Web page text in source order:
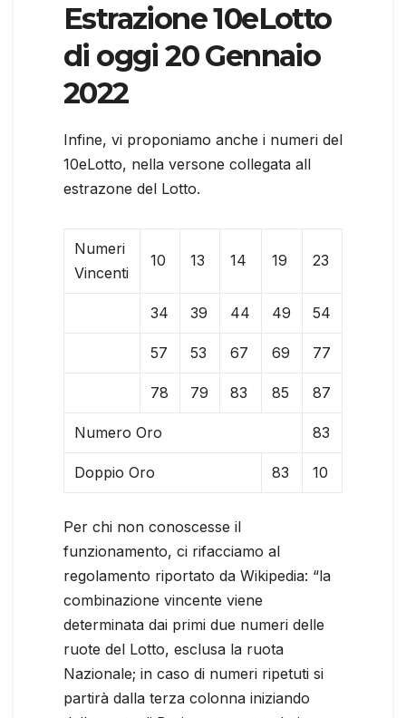
Estrazione 10eLotto
di oggi 20 Gennaio
2022
Infine, vi proponiamo anche i numeri del
10eLotto, nella versone collegata all
estrazone del Lotto.
Numeri
Vincenti
10 13 14 19 23
34 39 44 49 54
57 53 67 69 77
78 79 83 85 87
Numero Oro 83
Doppio Oro 83 10
Per chi non conoscesse il
funzionamento, ci rifacciamo al
regolamento riportato da Wikipedia: “la
combinazione vincente viene
determinata dai primi due numeri delle
ruote del Lotto, esclusa la ruota
Nazionale; in caso di numeri ripetuti si
partirà dalla terza colonna iniziando